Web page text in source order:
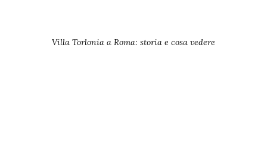
Villa Torlonia a Roma: storia e cosa vedere